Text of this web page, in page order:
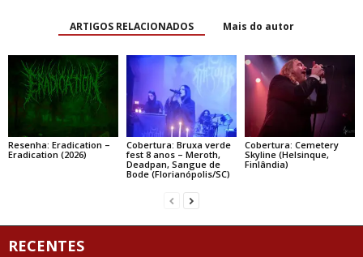
ARTIGOS RELACIONADOS Mais do autor
Resenha: Eradication –
Eradication (2026)
Cobertura: Bruxa verde
fest 8 anos – Meroth,
Deadpan, Sangue de
Bode (Florianópolis/SC)
Cobertura: Cemetery
Skyline (Helsinque,
Finlândia)
RECENTES